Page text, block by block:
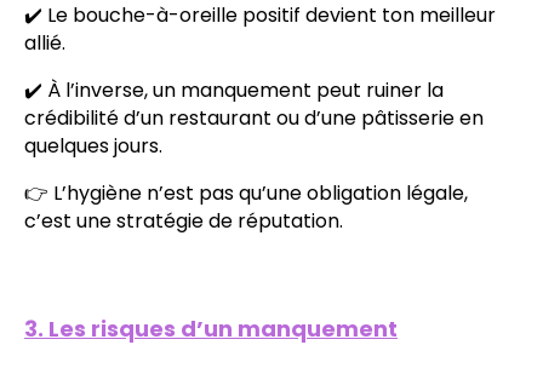
✔️ Le bouche-à-oreille positif devient ton meilleur
allié.
✔️ À l’inverse, un manquement peut ruiner la
crédibilité d’un restaurant ou d’une pâtisserie en
quelques jours.
👉 L’hygiène n’est pas qu’une obligation légale,
c’est une stratégie de réputation.
3. Les risques d’un manquement